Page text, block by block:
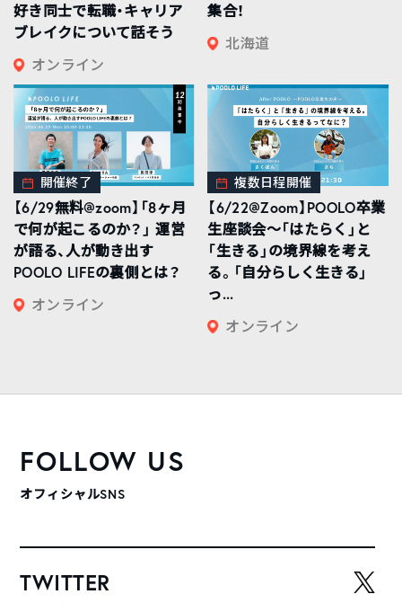
好き同士で転職・キャリア
ブレイクについて話そう
オンライン
集合！
北海道
開催終了
【6/29無料@zoom】「8ヶ月
で何が起こるのか？」 運営
が語る、人が動き出す
POOLO LIFEの裏側とは？
オンライン
複数日程開催
【6/22@Zoom】POOLO卒業
生座談会〜「はたらく」と
「生きる」の境界線を考え
る。「自分らしく生きる」
っ...
オンライン
FOLLOW US
オフィシャルSNS
TWITTER